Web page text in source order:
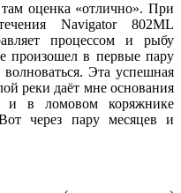
оценка «отлично». При
Navigator 802ML
процессом и рыбу
произошел в первые пару
Эта успешная
реки даёт мне основания
и в ломовом коряжнике
через пару месяцев и